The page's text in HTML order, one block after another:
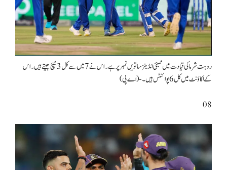
روہت شرما کی قیادت میں ممبئی انڈینز ساتویں نمبر پر ہے۔ اس نے 7 میں سے کل 3 میچ جیتے ہیں۔ اس
کے اکاؤنٹ میں کل 6 پوائنٹس ہیں۔-(اے پی)
08